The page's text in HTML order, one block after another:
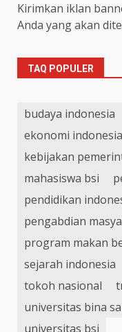
Kirimkan iklan
Anda yang akan
TAQ POPULER
budaya indonesia
ekonomi indonesia
kebijakan
mahasiswa bsi
pendidikan
pengabdian
program makan
sejarah indonesia
tokoh nasional
universitas bina
universitas bsi